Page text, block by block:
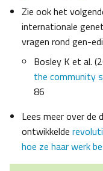
Zie ook het
internationale
vragen rond gen-
Bosley K et al.
the community
86
Lees meer over de
ontwikkelde
hoe ze haar werk